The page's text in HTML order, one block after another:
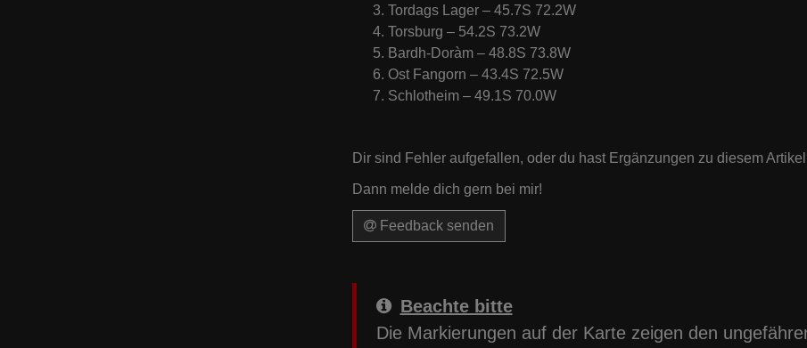
Tordags Lager – 45.7S 72.2W
Torsburg – 54.2S 73.2W
Bardh-Doràm – 48.8S 73.8W
Ost Fangorn – 43.4S 72.5W
Schlotheim – 49.1S 70.0W
Dir sind Fehler aufgefallen, oder du hast Ergänzungen zu diesem
Dann melde dich gern bei mir!
Feedback senden
Beachte bitte
Die Markierungen auf der Karte zeigen den